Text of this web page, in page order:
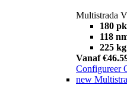
Multistrada
180 pk
118
225 kg
Vanaf
Configureer
new